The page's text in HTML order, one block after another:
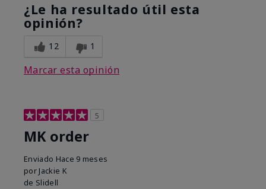
¿Le ha resultado útil esta
opinión?
12 1
Marcar esta opinión
5
MK order
Enviado Hace 9 meses
por Jackie K
de Slidell